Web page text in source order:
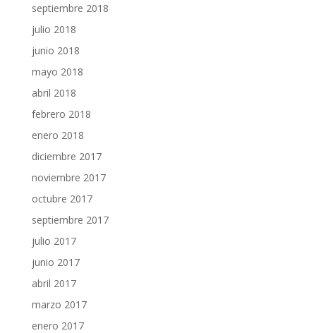
septiembre 2018
julio 2018
junio 2018
mayo 2018
abril 2018
febrero 2018
enero 2018
diciembre 2017
noviembre 2017
octubre 2017
septiembre 2017
julio 2017
junio 2017
abril 2017
marzo 2017
enero 2017